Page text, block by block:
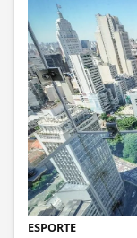
ESPORTE